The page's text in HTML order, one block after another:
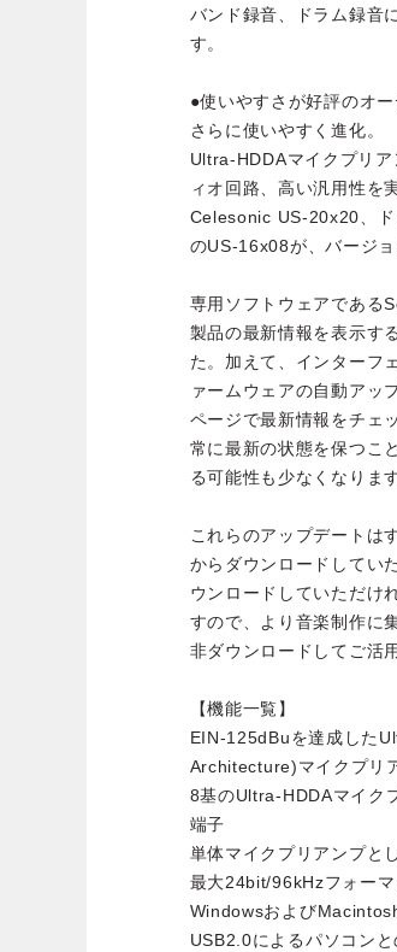
バンド録音、ドラム録音
す。
●使いやすさが好評のオ
さらに使いやすく進化。
Ultra-HDDAマイクプリ
ィオ回路、高い汎用性を
Celesonic US-20x20、ド
のUS-16x08が、バージョ
専用ソフトウェアである
製品の最新情報を表示す
た。加えて、インターフ
ァームウェアの自動アッ
ページで最新情報をチェ
常に最新の状態を保つこ
る可能性も少なくなります
これらのアップデートは
からダウンロードしてい
ウンロードしていただけ
すので、より音楽制作に
非ダウンロードしてご活
【機能一覧】
EIN-125dBuを達成した
Architecture)マイクプリ
8基のUltra-HDDAマイク
端子
単体マイクプリアンプと
最大24bit/96kHzフォー
Windowsおよび
USB2.0によるパソコン